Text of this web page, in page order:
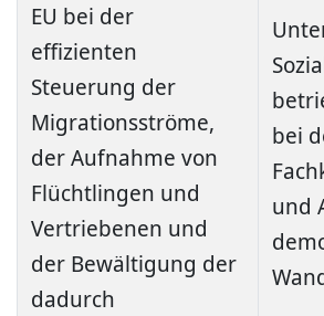
EU bei der
effizienten
Steuerung der
Migrationsströme,
der Aufnahme von
Flüchtlingen und
Vertriebenen und
der Bewältigung der
dadurch
bei
und